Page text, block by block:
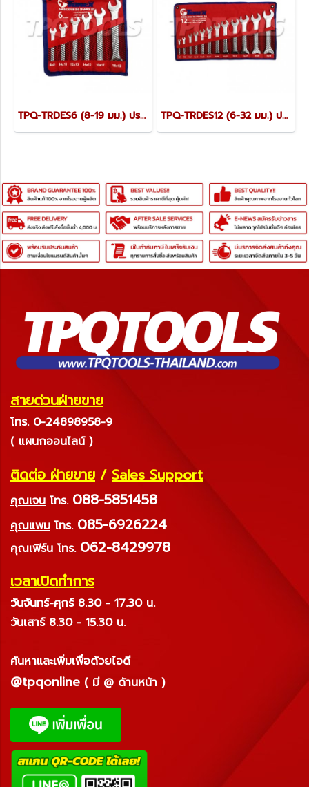
TPQ-TRDES6 (8-19 มม.) ประแจปากตายชุด 6 ตัว TOREX TPQ-TRDES12 (6-32 มม.) ประแจปากตายชุด 12 ตัว TOREX
สายด่วนฝ่ายขาย
โทร. 0-24898958-9
( แผนกออนไลน์ )
ติดต่อ ฝ่ายขาย / Sales Support
คุณเจน โทร. 088-5851458
คุณแพม โทร. 085-6926224
คุณเฟิร์น โทร. 062-8429978
เวลาเปิดทำการ
วันจันทร์-ศุกร์ 8.30 - 17.30 น.
วันเสาร์ 8.30 - 15.30 น.
ค้นหาและเพิ่มเพื่อด้วยไอดี
@tpqonline ( มี @ ด้านหน้า )